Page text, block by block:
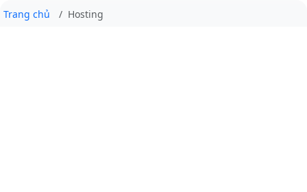
Trang chủ Hosting